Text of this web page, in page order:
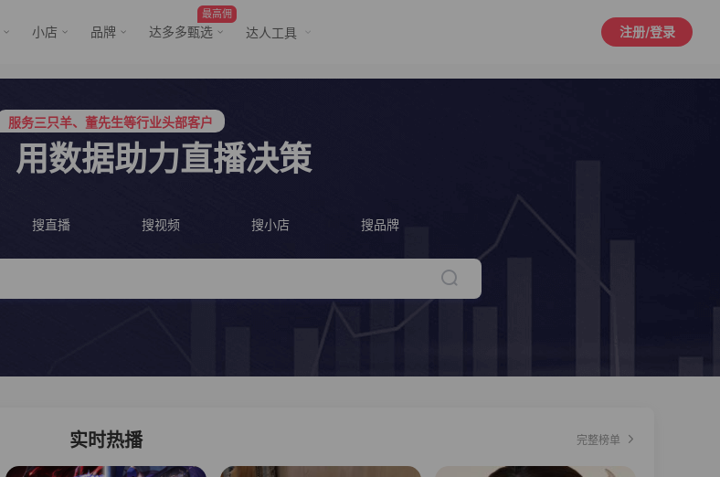
小店 品牌
最高佣
达多多甄选 达人工具 注册/登录
服务三只羊、董先生等行业头部客户
行业价格屠夫，年卡会员低至798/年
服务三只羊、董先生等行业头部客户
用数据助力直播决策
搜直播 搜视频 搜小店 搜品牌
实时热播 完整榜单